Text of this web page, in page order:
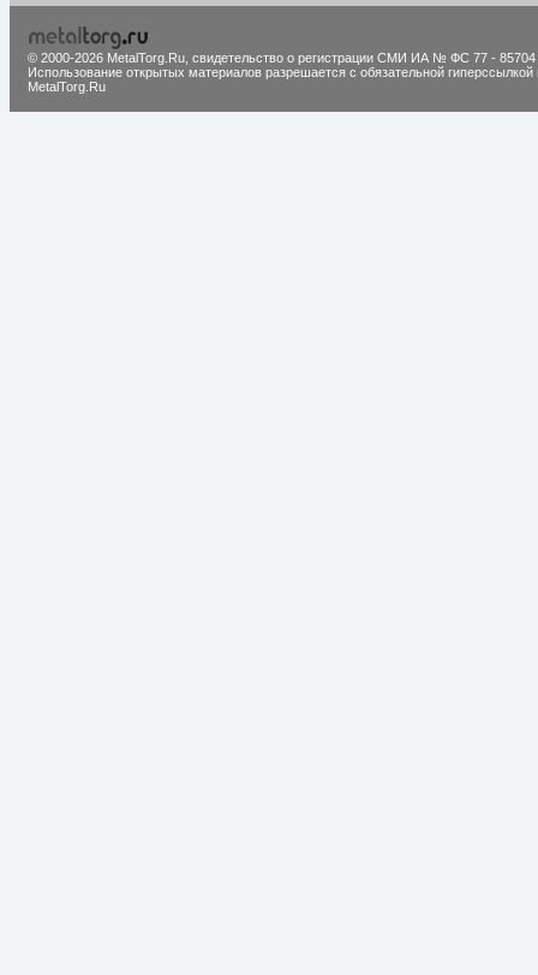
© 2000-2026 MetalTorg.Ru, cвидетельство о регистрации СМИ ИА № ФС 77 - 85704
Использование открытых материалов разрешается с обязательной гиперссылкой
MetalTorg.Ru